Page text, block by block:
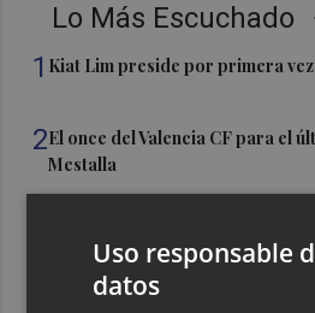
Lo Más Escuchado
1 Kiat Lim preside por primera
2El once del Valencia CF para el
Mestalla
el día del eclipse
Uso responsable
datos